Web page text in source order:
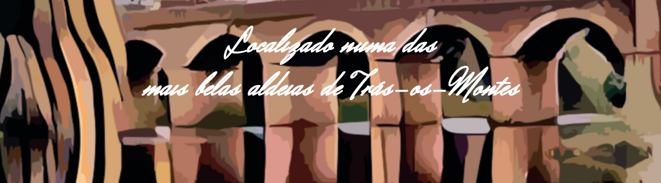
Localizado numa das
mais belas aldeias de Trás-os-Montes